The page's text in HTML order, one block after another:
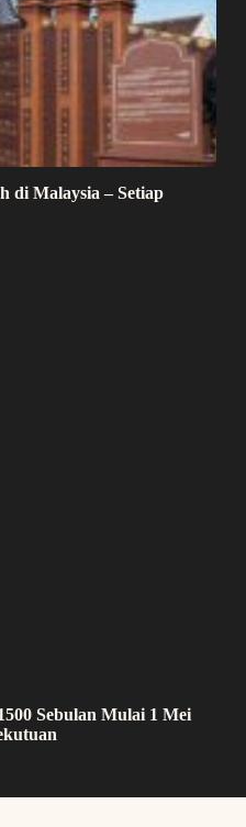
di Malaysia – Setiap
Sebulan Mulai 1 Mei